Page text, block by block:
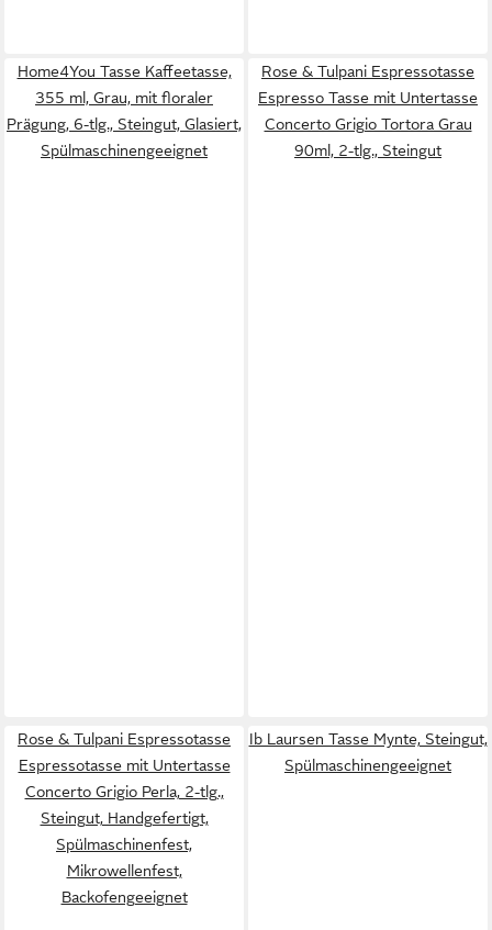
Home4You Tasse Kaffeetasse,
355 ml, Grau, mit floraler
Prägung, 6-tlg., Steingut, Glasiert,
Spülmaschinengeeignet
Rose & Tulpani Espressotasse
Espresso Tasse mit Untertasse
Concerto Grigio Tortora Grau
90ml, 2-tlg., Steingut
Rose & Tulpani Espressotasse
Espressotasse mit Untertasse
Concerto Grigio Perla, 2-tlg.,
Steingut, Handgefertigt,
Spülmaschinenfest,
Mikrowellenfest,
Backofengeeignet
Ib Laursen Tasse Mynte, Steingut,
Spülmaschinengeeignet